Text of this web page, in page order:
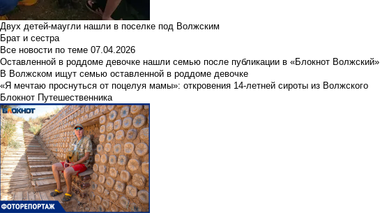
Двух детей-маугли нашли в поселке под Волжским
Брат и сестра
Все новости по теме 07.04.2026
Оставленной в роддоме девочке нашли семью после публикации в «Блокнот Волжский»
В Волжском ищут семью оставленной в роддоме девочке
«Я мечтаю проснуться от поцелуя мамы»: откровения 14-летней сироты из Волжского
Блокнот Путешественника